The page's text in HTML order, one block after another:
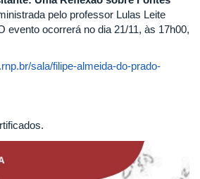
pelo professor Lulas Leite
evento ocorrerá no dia 21/11, às 17h00,
sala/filipe-almeida-do-prado-